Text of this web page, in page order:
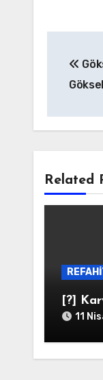
Related
[?]
11